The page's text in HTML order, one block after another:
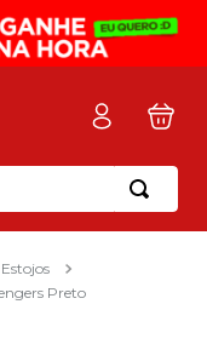
Preto